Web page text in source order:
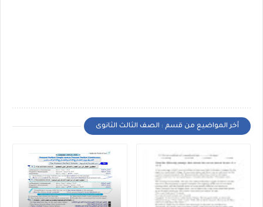
أخر المواضيع من قسم : الصف الثالث الثانوى